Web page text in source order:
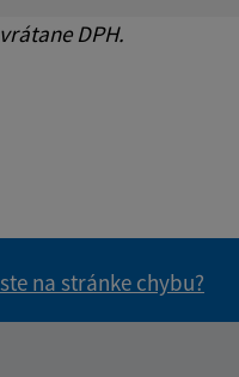
DPH.
na stránke chybu?